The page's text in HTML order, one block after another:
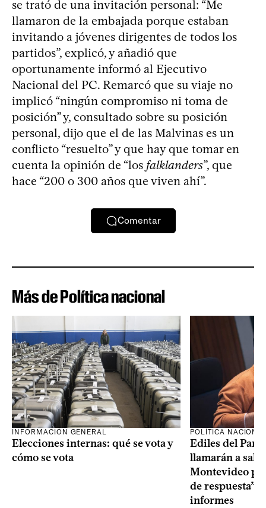
se trató de una invitación personal: “Me
llamaron de la embajada porque estaban
invitando a jóvenes dirigentes de todos los
partidos”, explicó, y añadió que
oportunamente informó al Ejecutivo
Nacional del PC. Remarcó que su viaje no
implicó “ningún compromiso ni toma de
posición” y, consultado sobre su posición
personal, dijo que el de las Malvinas es un
conflicto “resuelto” y que hay que tomar en
cuenta la opinión de “los falklanders”, que
hace “200 o 300 años que viven ahí”.
Comentar
Más de Política nacional
INFORMACIÓN GENERAL
Elecciones internas: qué se vota y
cómo se vota
POLÍTICA
Ediles del
llamarán a sala
Montevideo
de respuesta”
informes